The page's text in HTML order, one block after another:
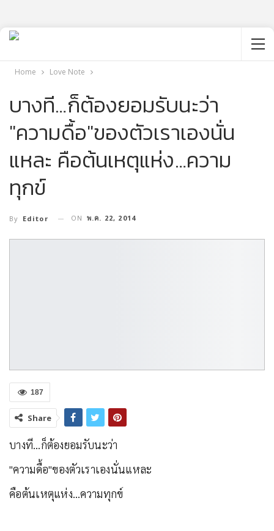
Home Love Note
บางที…ก็ต้องยอมรับนะว่า
"ความดื้อ"ของตัวเราเองนั่น
แหละ คือต้นเหตุแห่ง…ความ
ทุกข์
By Editor ON พ.ค. 22, 2014
187
Share
บางที…ก็ต้องยอมรับนะว่า
"ความดื้อ"ของตัวเราเองนั่นแหละ
คือต้นเหตุแห่ง…ความทุกข์